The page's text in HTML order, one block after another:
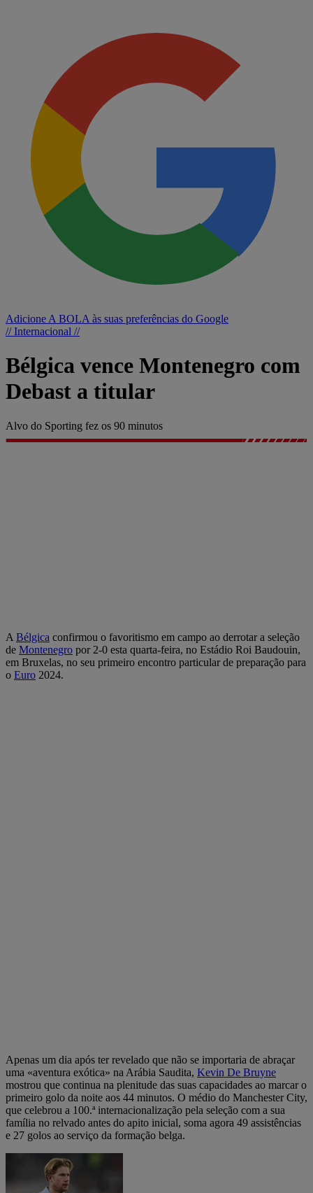
Adicione A BOLA às suas preferências do Google
// Internacional //
Bélgica vence Montenegro com
Debast a titular
Alvo do Sporting fez os 90 minutos
A Bélgica confirmou o favoritismo em campo ao derrotar a seleção
de Montenegro por 2-0 esta quarta-feira, no Estádio Roi Baudouin,
em Bruxelas, no seu primeiro encontro particular de preparação para
o Euro 2024.
Apenas um dia após ter revelado que não se importaria de abraçar
uma «aventura exótica» na Arábia Saudita, Kevin De Bruyne
mostrou que continua na plenitude das suas capacidades ao marcar o
primeiro golo da noite aos 44 minutos. O médio do Manchester City,
que celebrou a 100.ª internacionalização pela seleção com a sua
família no relvado antes do apito inicial, soma agora 49 assistências
e 27 golos ao serviço da formação belga.